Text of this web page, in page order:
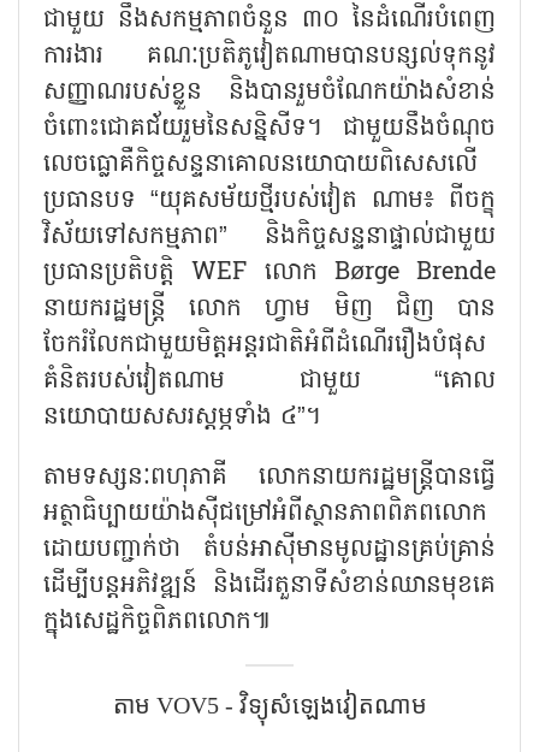
ជាមួយ នឹងសកម្មភាពចំនួន ៣០ នៃដំណើរបំពេញ
ការងារ គណៈប្រតិភូវៀតណាមបានបន្សល់ទុកនូវ
សញ្ញាណរបស់ខ្លួន និងបានរួមចំណែកយ៉ាងសំខាន់
ចំពោះជោគជ័យរួមនៃសន្និសីទ។ ជាមួយនឹងចំណុច
លេចធ្លោគឺកិច្ចសន្ទនាគោលនយោបាយពិសេសលើ
ប្រធានបទ “យុគសម័យថ្មីរបស់វៀត ណាម៖ ពីចក្ខុ
វិស័យទៅសកម្មភាព” និងកិច្ចសន្ទនាផ្ទាល់ជាមួយ
ប្រធានប្រតិបត្តិ WEF លោក Børge Brende
នាយករដ្ឋមន្ត្រី លោក ហ្វាម មិញ ជិញ បាន
ចែករំលែកជាមួយមិត្តអន្តរជាតិអំពីដំណើររឿងបំផុស
គំនិតរបស់វៀតណាម ជាមួយ “គោល
នយោបាយសសរស្តម្ភទាំង ៤”។
តាមទស្សនៈពហុភាគី លោកនាយករដ្ឋមន្ត្រីបានធ្វើ
អត្ថាធិប្បាយយ៉ាងស៊ីជម្រៅអំពីស្ថានភាពពិភពលោក
ដោយបញ្ជាក់ថា តំបន់អាស៊ីមានមូលដ្ឋានគ្រប់គ្រាន់
ដើម្បីបន្តអភិវឌ្ឍន៍ និងដើរតួនាទីសំខាន់ឈានមុខគេ
ក្នុងសេដ្ឋកិច្ចពិភពលោក៕
តាម VOV5 - វិទ្យុសំឡេង​វៀតណាម